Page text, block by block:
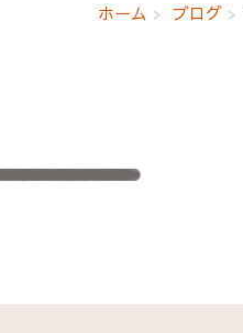
ホーム ブログ